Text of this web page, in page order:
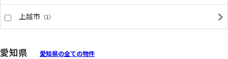
上越市 （1）
愛知県 愛知県の全ての物件